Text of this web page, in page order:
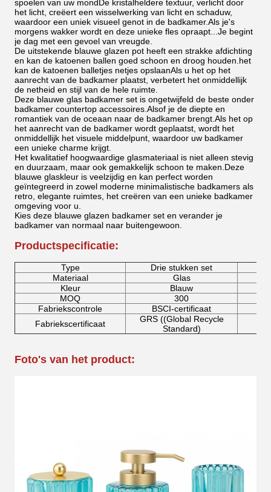
spoelen van uw mondDe kristalheldere textuur, verlicht door
het licht, creëert een wisselwerking van licht en schaduw,
waardoor een uniek visueel genot in de badkamer.Als je's
morgens wakker wordt en deze unieke fles opraapt...Je begint
je dag met een gevoel van vreugde.
De uitstekende blauwe glazen pot heeft een strakke afdichting
en kan de katoenen ballen goed schoon en droog houden.het
kan de katoenen balletjes netjes opslaanAls u het op het
aanrecht van de badkamer plaatst, verbetert het onmiddellijk
de netheid en stijl van de hele ruimte.
Deze blauwe glas badkamer set is ongetwijfeld de beste onder
badkamer countertop accessoires.Alsof je de diepte en
romantiek van de oceaan naar de badkamer brengt.Als het op
het aanrecht van de badkamer wordt geplaatst, wordt het
onmiddellijk het visuele middelpunt, waardoor uw badkamer
een unieke charme krijgt.
Het kwalitatief hoogwaardige glasmateriaal is niet alleen stevig
en duurzaam, maar ook gemakkelijk schoon te maken.Deze
blauwe glaskleur is veelzijdig en kan perfect worden
geïntegreerd in zowel moderne minimalistische badkamers als
retro, elegante ruimtes, het creëren van een unieke badkamer
omgeving voor u.
Kies deze blauwe glazen badkamer set en verander je
badkamer van normaal naar buitengewoon.
Productspecificatie:
Type
Drie stukken set
Materiaal
Glas
Kleur
Blauw
MOQ
300
Fabriekscontrole
BSCI-certificaat
Fabriekscertificaat
GRS ((Global Recycle
Standard)
Foto's van het product: